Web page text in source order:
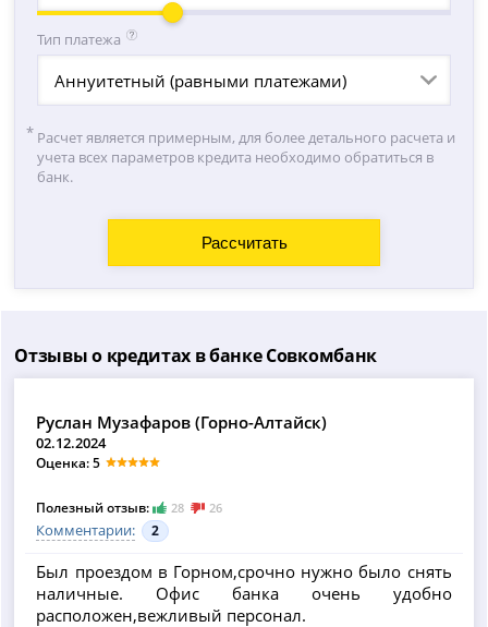
Тип платежа
Аннуитетный (равными платежами)
Расчет является примерным, для более детального расчета и
учета всех параметров кредита необходимо обратиться в
банк.
Отзывы о кредитах в банке Совкомбанк
Руслан Музафаров (Горно-Алтайск)
02.12.2024
Оценка: 5
Полезный отзыв: 28 26
Комментарии: 2
Был проездом в Горном,срочно нужно было снять
наличные. Офис банка очень удобно
расположен,вежливый персонал.